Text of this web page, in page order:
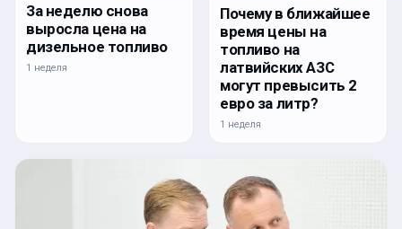
За неделю снова
выросла цена на
дизельное топливо
1 неделя
Почему в ближайшее
время цены на
топливо на
латвийских АЗС
могут превысить 2
евро за литр?
1 неделя